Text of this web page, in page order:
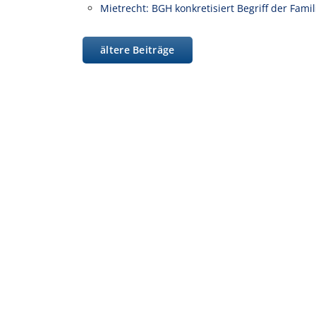
Mietrecht: BGH konkretisiert Begriff der
ältere Beiträge